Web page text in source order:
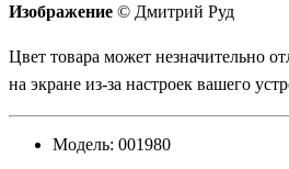
Изображение © Дмитрий Руд
Цвет товара может незначительно
на экране из-за настроек вашего
Модель: 001980